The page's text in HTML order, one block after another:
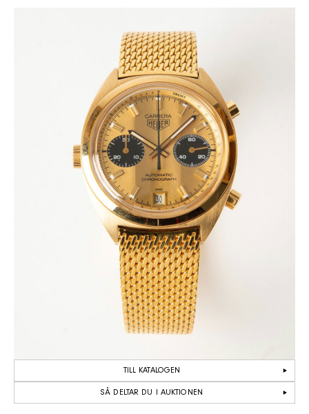
uppmärksamma 50-årsminnet av de olympiska spelen i
ansvarade för den officiella tidtagningen.
Auktionen inkluderar även ett 20-tal fickur av hög kvalitet
samt ett brett urval av eleganta damur från olika
Avslutningsvis presenteras två välbyggda
skeppskronometrar av Victor Kullberg och Sven
Sandström, den senare från sin tid hos Glashütte under
TILL KATALOGEN
SÅ DELTAR DU I AUKTIONEN